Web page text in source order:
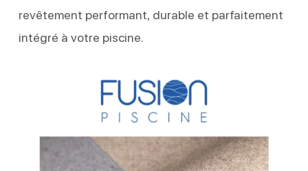
revêtement performant, durable et parfaitement
intégré à votre piscine.